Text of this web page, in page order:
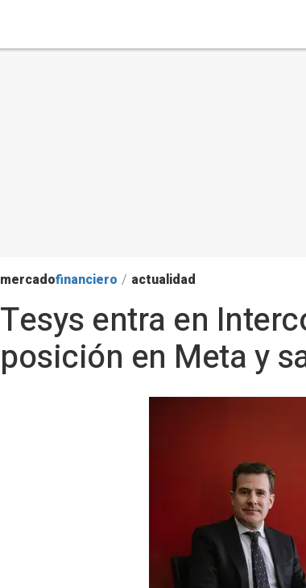
mercadofinanciero / actualidad
Tesys entra en
posición en Meta y